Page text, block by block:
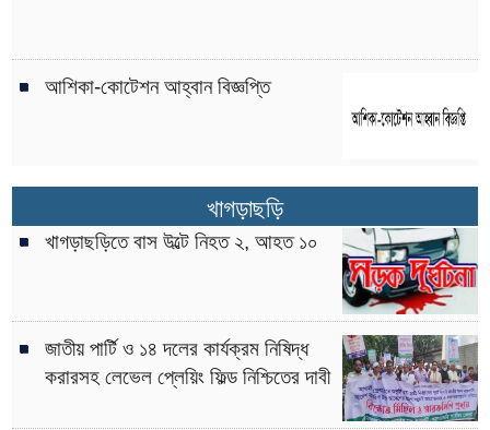
আশিকা-কোটেশন আহ্বান বিজ্ঞপ্তি
খাগড়াছড়ি
খাগড়াছড়িতে বাস উল্টে নিহত ২, আহত ১০
জাতীয় পার্টি ও ১৪ দলের কার্যক্রম নিষিদ্ধ
করারসহ লেভেল প্লেয়িং ফিল্ড নিশ্চিতের দাবী